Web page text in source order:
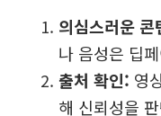
의심스러운 콘
나 음성은 딥
출처 확인: 영
해 신뢰성을